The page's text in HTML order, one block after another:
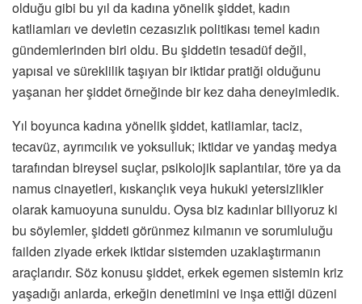
olduğu gibi bu yıl da kadına yönelik şiddet, kadın
katliamları ve devletin cezasızlık politikası temel kadın
gündemlerinden biri oldu. Bu şiddetin tesadüf değil,
yapısal ve süreklilik taşıyan bir iktidar pratiği olduğunu
yaşanan her şiddet örneğinde bir kez daha deneyimledik.
Yıl boyunca kadına yönelik şiddet, katliamlar, taciz,
tecavüz, ayrımcılık ve yoksulluk; iktidar ve yandaş medya
tarafından bireysel suçlar, psikolojik saplantılar, töre ya da
namus cinayetleri, kıskançlık veya hukuki yetersizlikler
olarak kamuoyuna sunuldu. Oysa biz kadınlar biliyoruz ki
bu söylemler, şiddeti görünmez kılmanın ve sorumluluğu
failden ziyade erkek iktidar sistemden uzaklaştırmanın
araçlarıdır. Söz konusu şiddet, erkek egemen sistemin kriz
yaşadığı anlarda, erkeğin denetimini ve inşa ettiği düzeni